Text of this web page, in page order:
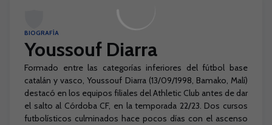
BIOGRAFÍA
Youssouf Diarra
Formado entre las categorías inferiores del fútbol base
catalán y vasco, Youssouf Diarra (13/09/1998, Bamako, Malí)
destacó en los equipos filiales del Athletic Club antes de dar
el salto al Córdoba CF, en la temporada 22/23. Dos cursos
futbolísticos culminados hace pocos días con el ascenso